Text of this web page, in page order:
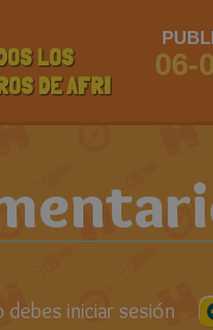
LOS
DE AFRI
06-
iniciar sesión